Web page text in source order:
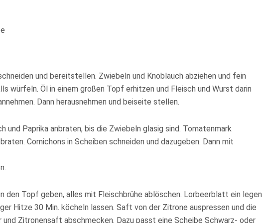
und bereitstellen. Zwiebeln und Knoblauch abziehen und fein
würfeln. Öl in einem großen Topf erhitzen und Fleisch und Wurst darin
Dann herausnehmen und beiseite stellen.
und Paprika anbraten, bis die Zwiebeln glasig sind. Tomatenmark
Cornichons in Scheiben schneiden und dazugeben. Dann mit
den Topf geben, alles mit Fleischbrühe ablöschen. Lorbeerblatt ein legen
Hitze 30 Min. köcheln lassen. Saft von der Zitrone auspressen und die
Zitronensaft abschmecken. Dazu passt eine Scheibe Schwarz- oder